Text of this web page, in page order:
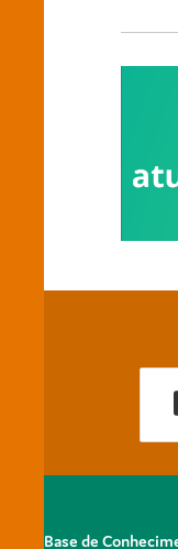
Base de